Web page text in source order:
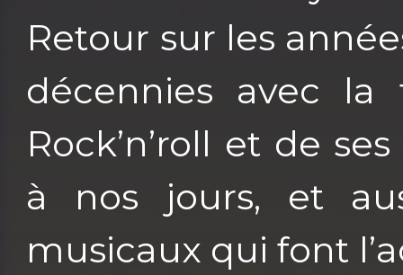
Retour sur les
décennies avec la
Rock’n’roll et de
à nos jours, et
musicaux qui font